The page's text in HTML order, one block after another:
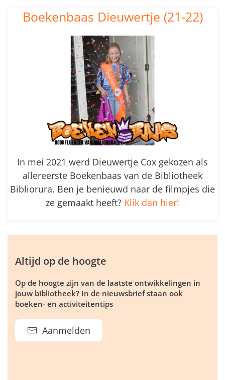
Boekenbaas Dieuwertje (21-22)
In mei 2021 werd Dieuwertje Cox gekozen als
allereerste Boekenbaas van de Bibliotheek
Bibliorura. Ben je benieuwd naar de filmpjes die
ze gemaakt heeft? Klik dan hier!
Altijd op de hoogte
Op de hoogte zijn van de laatste ontwikkelingen in
jouw bibliotheek? In de nieuwsbrief staan ook
boeken- en activiteitentips
Aanmelden